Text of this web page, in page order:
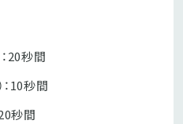
20秒間
10秒間
秒間